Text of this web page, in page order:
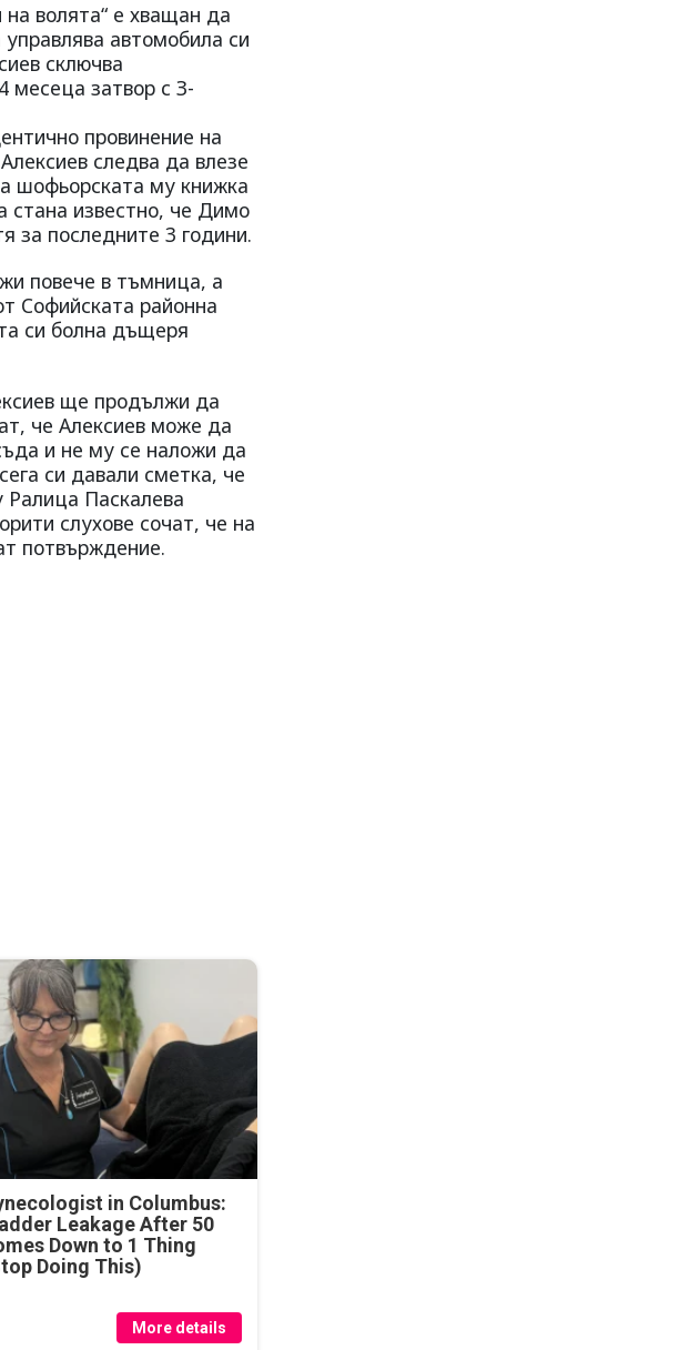
волята“ е хващан да
автомобила си
сключва
месеца затвор с З-
провинение на
следва да влезе
шофьорската му книжка
стана известно, че Димо
за последните 3 години.
повече в тъмница, а
Софийската районна
си болна дъщеря
ще продължи да
че Алексиев може да
и не му се наложи да
си давали сметка, че
Паскалева
слухове сочат, че на
потвърждение.
in Columbus:
Leakage After 50
Down to 1 Thing
Doing This)
More details